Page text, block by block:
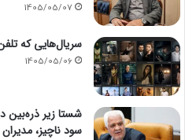
1405/05/07
سریال‌هایی که
1405/05/06
شستا زیر ذره‌بین
سود ناچیز،